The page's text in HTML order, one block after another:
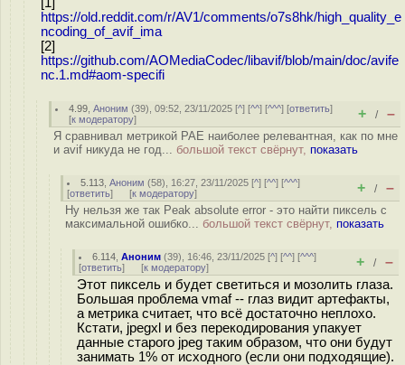
https://old.reddit.com/r/AV1/comments/o7s8hk/high_quality_e
ncoding_of_avif_ima
[2]
https://github.com/AOMediaCodec/libavif/blob/main/doc/avife
nc.1.md#aom-specifi
4.99 ,Аноним (39), 09:52, 23/11/2025 [^] [^^] [^^^] [ответить]
[к модератору] + / –
Я сравнивал метрикой PAE наиболее релевантная, как по мне
и avif никуда не год... большой текст свёрнут, показать
5.113 ,Аноним (58), 16:27, 23/11/2025 [^] [^^] [^^^]
[ответить] [к модератору] + / –
Ну нельзя же так Peak absolute error - это найти пиксель с
максимальной ошибко... большой текст свёрнут, показать
6.114 ,Аноним (39), 16:46, 23/11/2025 [^] [^^] [^^^]
[ответить] [к модератору] + / –
Этот пиксель и будет светиться и мозолить глаза.
Большая проблема vmaf -- глаз видит артефакты,
а метрика считает, что всё достаточно неплохо.
Кстати, jpegxl и без перекодирования упакует
данные старого jpeg таким образом, что они будут
занимать 1% от исходного (если они подходящие).